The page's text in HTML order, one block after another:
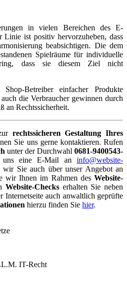
in vielen Bereichen des E-
Linie ist positiv hervorzuheben, dass
beabsichtigen. Die dem
Spielräume für individuelle
dass sie diesem Ziel nicht
Betreiber einfacher Produkte
die Verbraucher gewinnen durch
an Rechtssicherheit.
rechtssicheren Gestaltung Ihres
Sie uns gerne kontaktieren. Rufen
unter der Durchwahl 0681-9400543-
uns eine E-Mail an info@website-
wir Sie auch über unser Angebot an
wir Ihnen im Rahmen des Website-
Website-Checkserhalten Sie neben
Internetseite auch anwaltlich geprüfte
hierzu finden Sie hier.
IT-Recht